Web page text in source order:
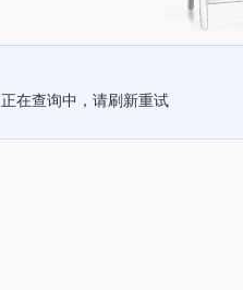
正在查询中，请刷新重试